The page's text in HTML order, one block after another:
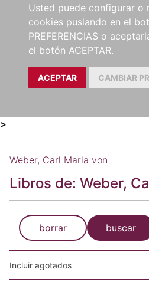
Usted puede configurar o
cookies puslando en el
PREFERENCIAS o
el botón ACEPTAR.
ACEPTAR CAMBIAR
>
Weber, Carl Maria von
Libros de: Weber,
borrar buscar
Incluir agotados